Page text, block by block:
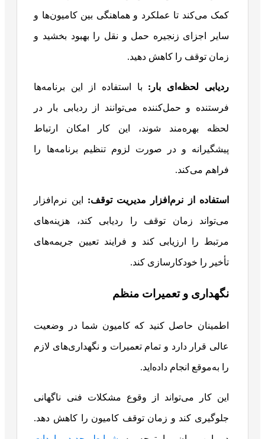
کمک می‌کند تا عملکرد و هماهنگی بین کامیون‌ها و
سایر اجزای زنجیره حمل و نقل را بهبود بخشید و
زمان توقف را کاهش دهید.
ردیابی لحظه‌ای بار : با استفاده از این برنامه‌ها
فرستنده و حمل‌کننده می‌توانند از ردیابی بار در
لحظه بهره‌مند شوند، این کار امکان ارتباط
پیشگیرانه و در صورت لزوم تنظیم برنامه‌ها را
فراهم می‌کند.
استفاده از نرم‌افزار مدیریت توقف: این نرم‌افزار
می‌تواند زمان توقف را ردیابی کند، هزینه‌های
مرتبط را ارزیابی کند و فرایند تعیین جریمه‌های
تأخیر را خودکارسازی کند.
نگهداری و تعمیرات منظم
اطمینان حاصل کنید که کامیون شما در وضعیت
عالی قرار دارد و تمام تعمیرات و نگهداری‌های لازم
را به‌موقع انجام داده‌اید.
این کار می‌تواند از وقوع مشکلات فنی ناگهانی
جلوگیری کند و زمان توقف کامیون را کاهش دهد.